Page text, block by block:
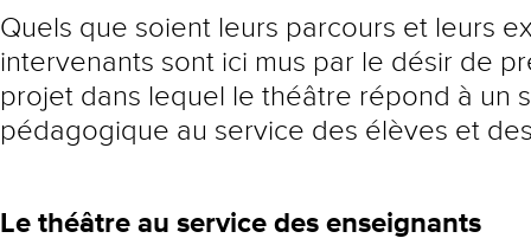
Quels que soient leurs parcours et leurs
intervenants sont ici mus par le désir de
projet dans lequel le théâtre répond à un
pédagogique au service des élèves et
Le théâtre au service des enseignants